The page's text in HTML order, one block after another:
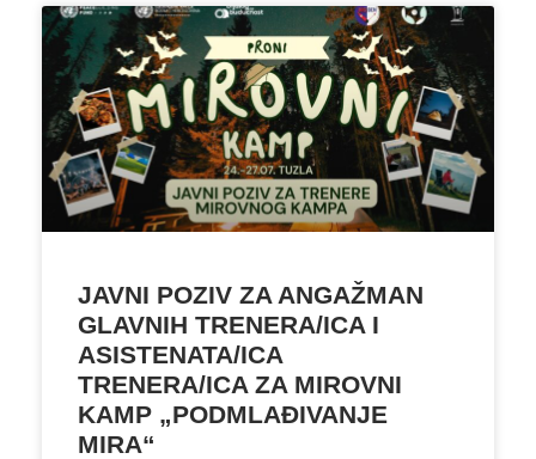
JAVNI POZIV ZA ANGAŽMAN
GLAVNIH TRENERA/ICA I
ASISTENATA/ICA
TRENERA/ICA ZA MIROVNI
KAMP „PODMLAĐIVANJE
MIRA“